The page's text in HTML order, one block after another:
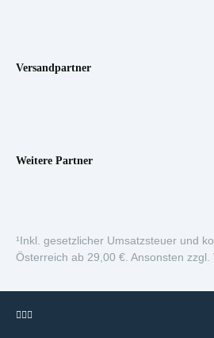
Versandpartner
Weitere Partner
¹Inkl. gesetzlicher Umsatzsteuer und
Österreich ab 29,00 €. Ansonsten zzgl.